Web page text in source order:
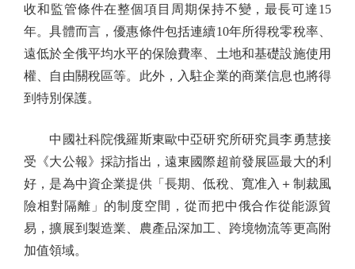
收和監管條件在整個項目周期保持不變，最長可達15
年。具體而言，優惠條件包括連續10年所得稅零稅率、
遠低於全俄平均水平的保險費率、土地和基礎設施使用
權、自由關稅區等。此外，入駐企業的商業信息也將得
到特別保護。
中國社科院俄羅斯東歐中亞研究所研究員李勇慧接
受《大公報》採訪指出，遠東國際超前發展區最大的利
好，是為中資企業提供「長期、低稅、寬准入＋制裁風
險相對隔離」的制度空間，從而把中俄合作從能源貿
易，擴展到製造業、農產品深加工、跨境物流等更高附
加值領域。